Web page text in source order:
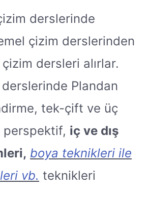
derslerinde
çizim derslerinden
dersleri alırlar.
Plandan
tek-çift ve üç
perspektif, iç ve dış
boya teknikleri ile
vb. teknikleri